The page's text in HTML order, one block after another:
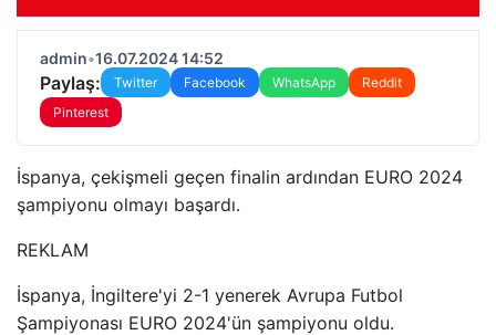
admin•16.07.2024 14:52
Paylaş: Twitter Facebook WhatsApp
Reddit
Pinterest
İspanya, çekişmeli geçen finalin ardından EURO 2024
şampiyonu olmayı başardı.
REKLAM
İspanya, İngiltere'yi 2-1 yenerek Avrupa Futbol
Şampiyonası EURO 2024'ün şampiyonu oldu.